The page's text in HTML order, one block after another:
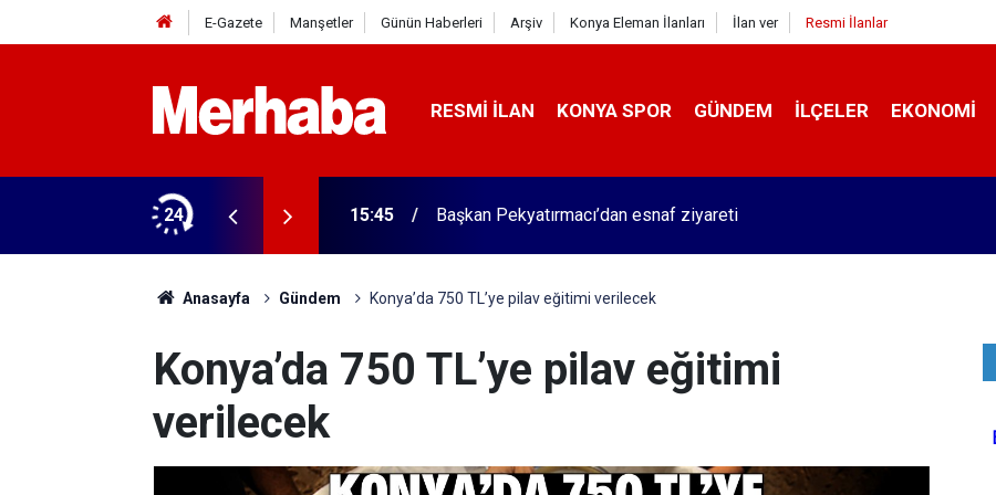
E-Gazete Manşetler Günün Haberleri Arşiv Konya Eleman İlanları İlan ver Resmi İlanlar
RESMI İLAN KONYA SPOR GÜNDEM İLÇELER EKONOMI
24
Kampüsü'ne ziyaret 15:45 Başkan Pekyatırmacı’dan esnaf ziyareti
Anasayfa Gündem Konya’da 750 TL’ye pilav eğitimi verilecek
Konya’da 750 TL’ye pilav eğitimi
verilecek